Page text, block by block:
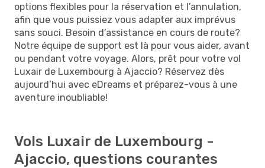
options flexibles pour la réservation et l’annulation,
afin que vous puissiez vous adapter aux imprévus
sans souci. Besoin d’assistance en cours de route?
Notre équipe de support est là pour vous aider, avant
ou pendant votre voyage. Alors, prêt pour votre vol
Luxair de Luxembourg à Ajaccio? Réservez dès
aujourd’hui avec eDreams et préparez-vous à une
aventure inoubliable!
Vols Luxair de Luxembourg -
Ajaccio, questions courantes